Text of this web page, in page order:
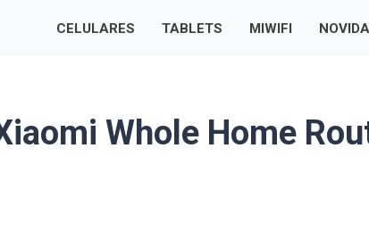
CELULARES TABLETS MIWIFI
Whole Home